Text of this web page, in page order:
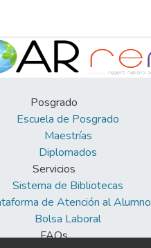
Posgrado
Escuela de Posgrado
Maestrías
Diplomados
Servicios
Sistema de Bibliotecas
de Atención al Alumno
Bolsa Laboral
FAQs